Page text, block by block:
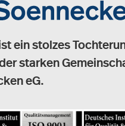
ein stolzes
starken
eG.